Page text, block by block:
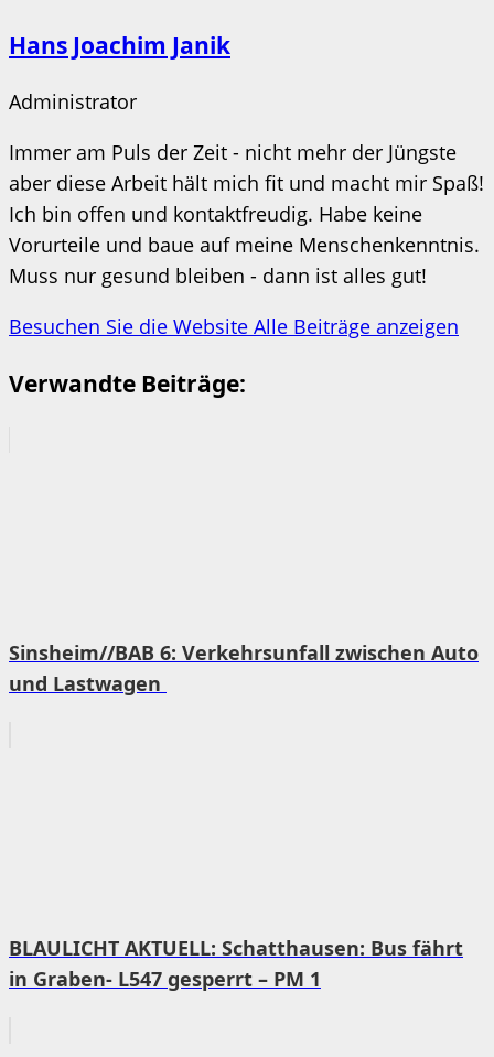
Hans Joachim Janik
Administrator
Immer am Puls der Zeit - nicht mehr der Jüngste
aber diese Arbeit hält mich fit und macht mir Spaß!
Ich bin offen und kontaktfreudig. Habe keine
Vorurteile und baue auf meine Menschenkenntnis.
Muss nur gesund bleiben - dann ist alles gut!
Besuchen Sie die Website Alle Beiträge anzeigen
Verwandte Beiträge:
Sinsheim//BAB 6: Verkehrsunfall zwischen Auto
und Lastwagen
BLAULICHT AKTUELL: Schatthausen: Bus fährt
in Graben- L547 gesperrt – PM 1